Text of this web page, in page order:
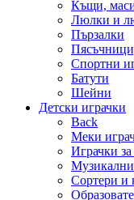
Къщи,
Люлки и
Пързалки
Спортни
Батути
Шейни
Детски играчки
Back
Меки
Играчки
Сортери и